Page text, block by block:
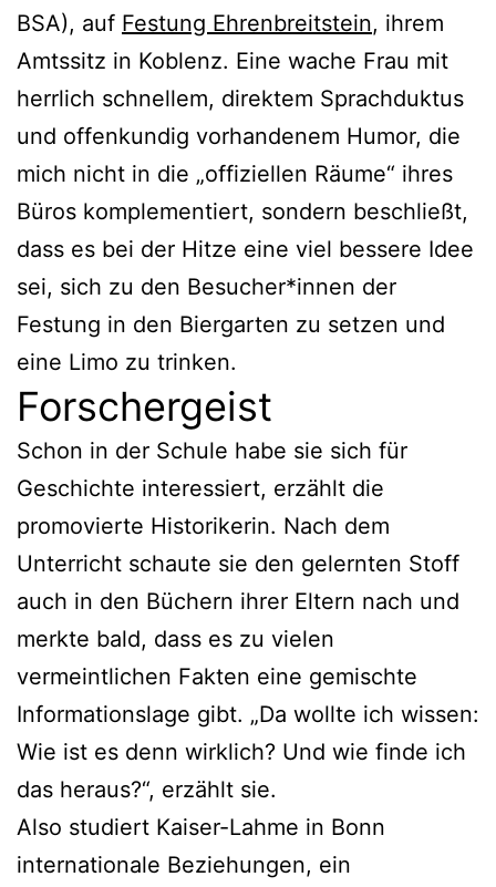
BSA), auf Festung Ehrenbreitstein, ihrem
Amtssitz in Koblenz. Eine wache Frau mit
herrlich schnellem, direktem Sprachduktus
und offenkundig vorhandenem Humor, die
mich nicht in die „offiziellen Räume“ ihres
Büros komplementiert, sondern beschließt,
dass es bei der Hitze eine viel bessere Idee
sei, sich zu den Besucher*innen der
Festung in den Biergarten zu setzen und
eine Limo zu trinken.
Forschergeist
Schon in der Schule habe sie sich für
Geschichte interessiert, erzählt die
promovierte Historikerin. Nach dem
Unterricht schaute sie den gelernten Stoff
auch in den Büchern ihrer Eltern nach und
merkte bald, dass es zu vielen
vermeintlichen Fakten eine gemischte
Informationslage gibt. „Da wollte ich wissen:
Wie ist es denn wirklich? Und wie finde ich
das heraus?“, erzählt sie.
Also studiert Kaiser-Lahme in Bonn
internationale Beziehungen, ein